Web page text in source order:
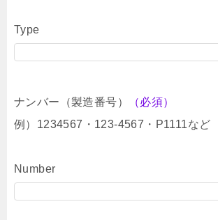
Type
ナンバー（製造番号）
（必須）
例）1234567・123-4567・P1111など
Number